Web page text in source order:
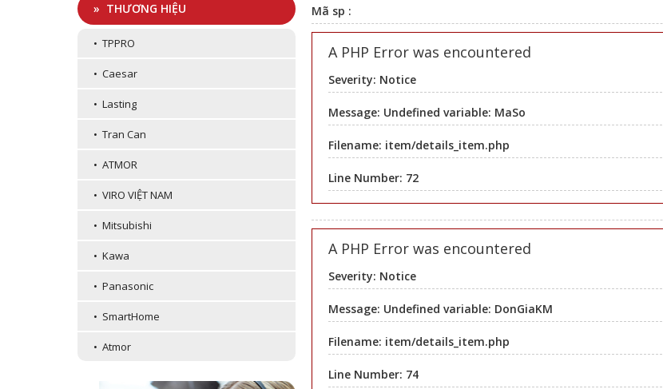
» THƯƠNG HIỆU
• TPPRO
• Caesar
• Lasting
• Tran Can
• ATMOR
• VIRO VIỆT NAM
• Mitsubishi
• Kawa
• Panasonic
• SmartHome
• Atmor
Mã sp :
A PHP Error was encountered
Severity: Notice
Message: Undefined variable: MaSo
Filename: item/details_item.php
Line Number: 72
A PHP Error was encountered
Severity: Notice
Message: Undefined variable: DonGiaKM
Filename: item/details_item.php
Line Number: 74